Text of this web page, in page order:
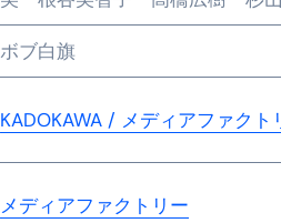
ボブ白旗
KADOKAWA / メディアファクト
メディアファクトリー